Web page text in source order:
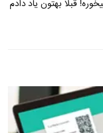
قبلا بهتون یاد دادم